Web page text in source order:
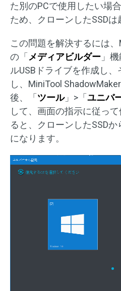
た別のPCで使用したい場
ため、クローンしたSSDは
この問題を解決するには
の「 メディアビルダー 」
ルUSBドライブを作成し、
し、MiniTool
後、「 ツール」>「 ユニバ
して、画面の指示に従っ
ると、クローンしたSSD
になります。